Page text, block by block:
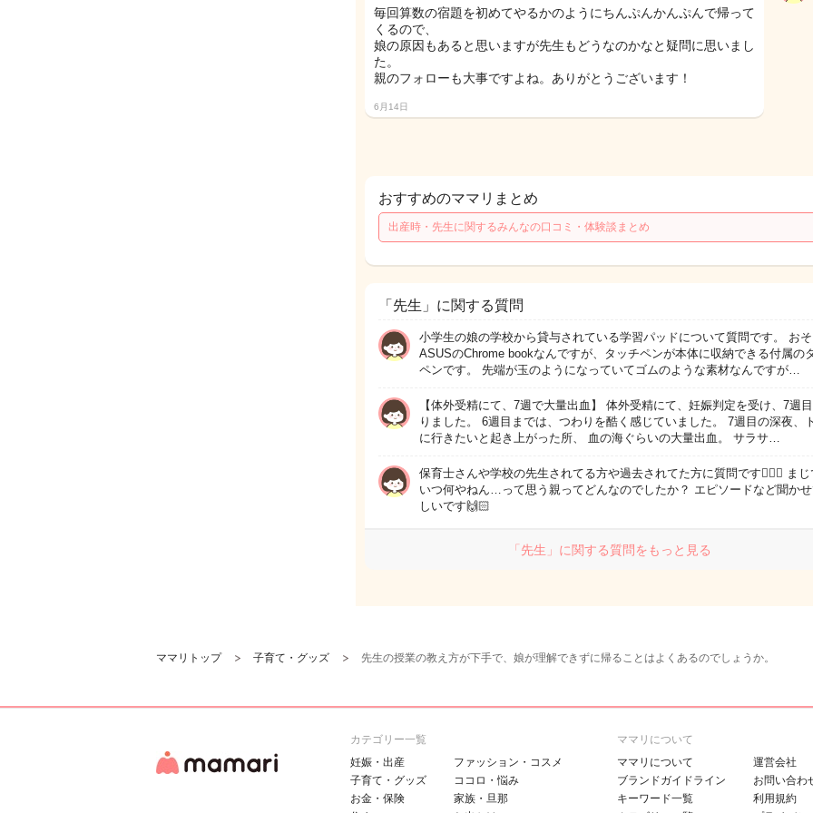
毎回算数の宿題を初めてやるかのようにちんぷんかんぷんで帰って
くるので、
娘の原因もあると思いますが先生もどうなのかなと疑問に思いまし
た。
親のフォローも大事ですよね。ありがとうございます！
6月14日
おすすめのママリまとめ
出産時・先生に関するみんなの口コミ・体験談まとめ
「先生」に関する質問
小学生の娘の学校から貸与されている学習パッドについて質問です。 おそ
ASUSのChrome bookなんですが、タッチペンが本体に収納できる付属の
ペンです。 先端が玉のようになっていてゴムのような素材なんですが…
【体外受精にて、7週で大量出血】 体外受精にて、妊娠判定を受け、7週
りました。 6週目までは、つわりを酷く感じていました。 7週目の深夜、
に行きたいと起き上がった所、 血の海ぐらいの大量出血。 サラサ…
保育士さんや学校の先生されてる方や過去されてた方に質問です🙋🏻‍♀️ まじ
いつ何やねん…って思う親ってどんなのでしたか？ エピソードなど聞か
しいです🙌🏻
「先生」に関する質問をもっと見る
ママリトップ 子育て・グッズ 先生の授業の教え方が下手で、娘が理解できずに帰ることはよくあるのでしょうか。
カテゴリー一覧
妊娠・出産
子育て・グッズ
お金・保険
ファッション・コスメ
ココロ・悩み
家族・旦那
ママリについて
ママリについて
ブランドガイドライン
キーワード一覧
運営会社
お問い合わ
利用規約